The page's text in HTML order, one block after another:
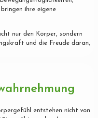
ihre eigene
nur den Körper, sondern
und die Freude daran,
entstehen nicht von